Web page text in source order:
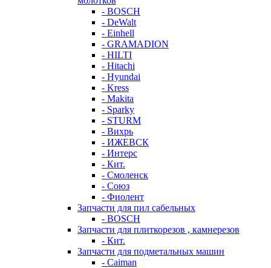
- BOSCH
- DeWalt
- Einhell
- GRAMADION
- HILTI
- Hitachi
- Hyundai
- Kress
- Makita
- Sparky
- STURM
- Вихрь
- ИЖЕВСК
- Интерс
- Кит.
- Смоленск
- Союз
- Фиолент
Запчасти для пил сабельных
- BOSCH
Запчасти для плиткорезов , камнерезов
- Кит.
Запчасти для подметальных машин
- Caiman